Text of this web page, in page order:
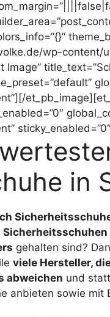
wp-
Image”
in
Sicherheitsschuhen
gehalten sind?
viele Hersteller,
abweichen und
anbieten sowie mit